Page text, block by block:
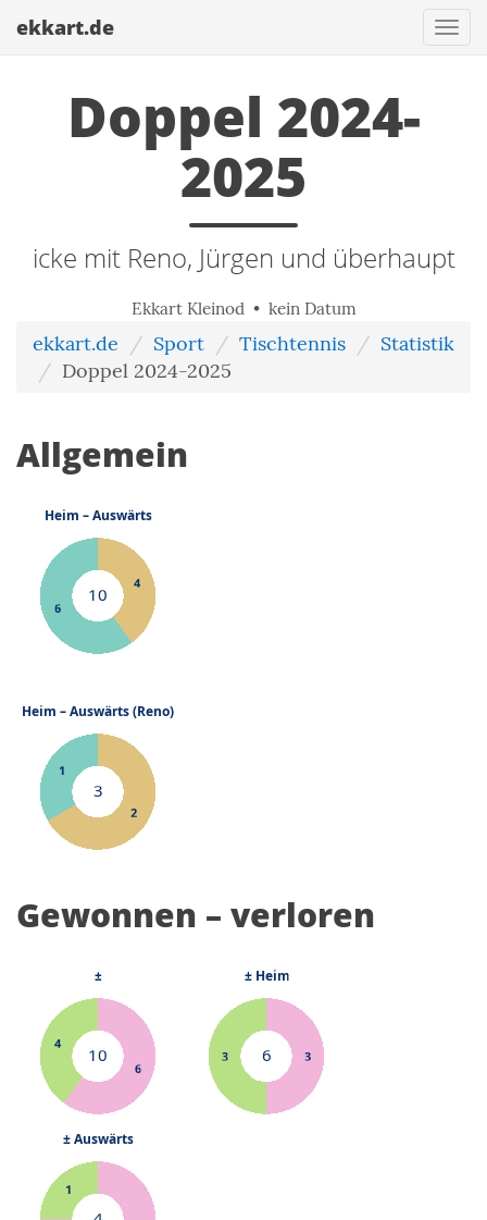
ekkart.de
Doppel 2024-
2025
icke mit Reno, Jürgen und überhaupt
Ekkart Kleinod • kein Datum
ekkart.de Sport Tischtennis
Statistik
Doppel 2024-2025
Allgemein
Gewonnen – verloren